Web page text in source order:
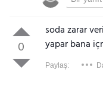
0
soda zarar
yapar bana
Paylaş: